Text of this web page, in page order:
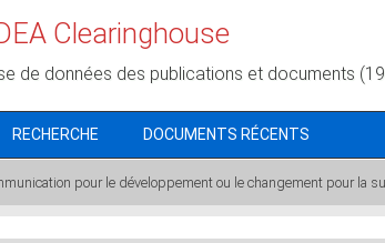
Clearinghouse
de données des publications et documents
RECHERCHE DOCUMENTS RÉCENTS
pour le développement ou le changement pour la